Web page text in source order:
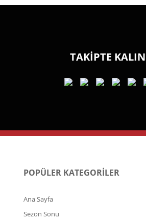
TAKİPTE KALIN
POPÜLER KATEGORİLER
Ana Sayfa
Sezon Sonu